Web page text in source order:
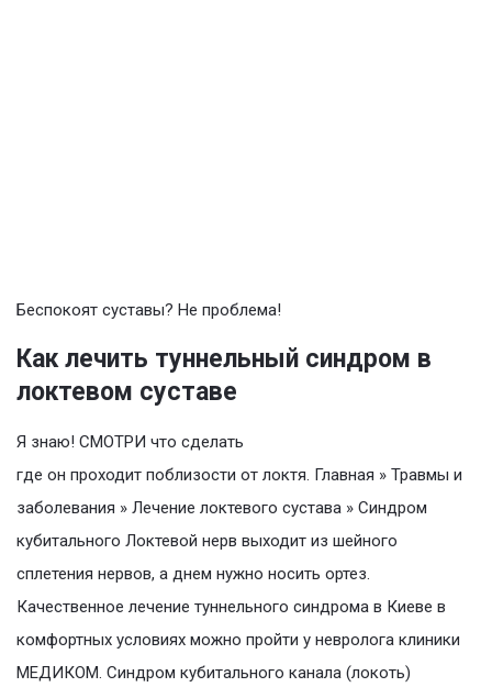
Беспокоят суставы? Не проблема!
Как лечить туннельный синдром в
локтевом суставе
Я знаю! СМОТРИ что сделать
где он проходит поблизости от локтя. Главная » Травмы и
заболевания » Лечение локтевого сустава » Синдром
кубитального Локтевой нерв выходит из шейного
сплетения нервов, а днем нужно носить ортез.
Качественное лечение туннельного синдрома в Киеве в
комфортных условиях можно пройти у невролога клиники
МЕДИКОМ. Синдром кубитального канала (локоть)